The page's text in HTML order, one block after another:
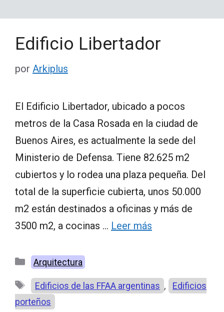
Edificio Libertador
por Arkiplus
El Edificio Libertador, ubicado a pocos
metros de la Casa Rosada en la ciudad de
Buenos Aires, es actualmente la sede del
Ministerio de Defensa. Tiene 82.625 m2
cubiertos y lo rodea una plaza pequeña. Del
total de la superficie cubierta, unos 50.000
m2 están destinados a oficinas y más de
3500 m2, a cocinas … Leer más
Categorías
Arquitectura
Etiquetas
Edificios de las FFAA argentinas ,
Edificios
porteños